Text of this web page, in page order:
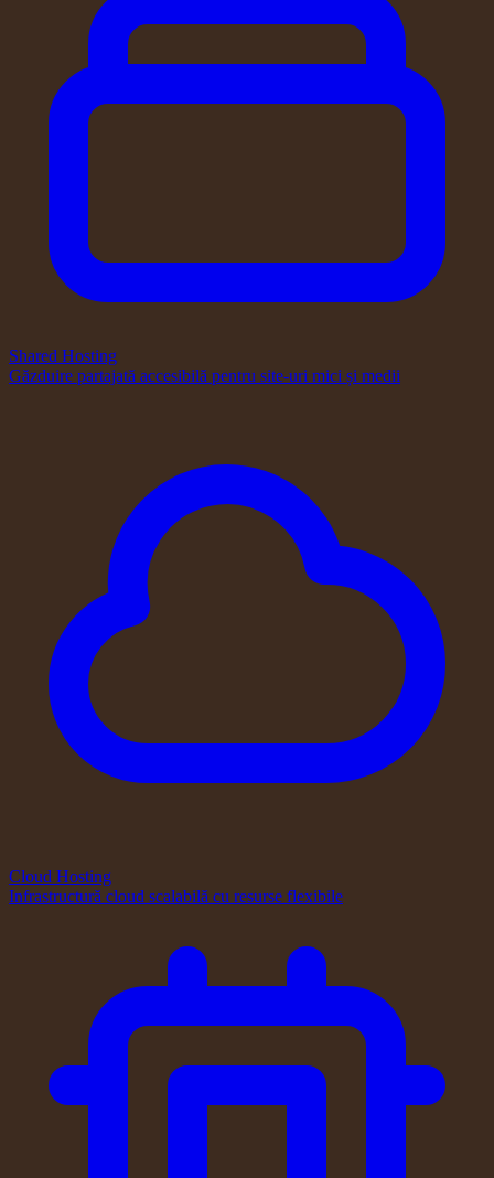
Shared Hosting
Găzduire partajată accesibilă pentru site-uri mici și medii
Cloud Hosting
Infrastructură cloud scalabilă cu resurse flexibile